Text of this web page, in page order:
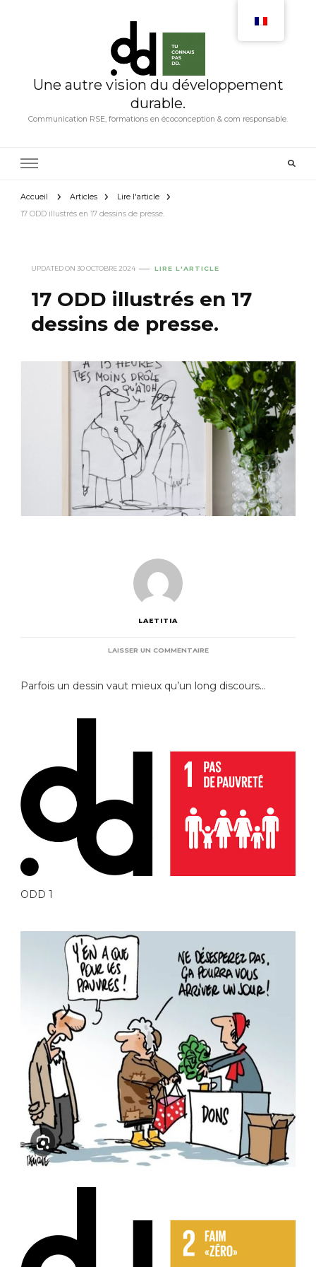
Une autre vision du développement
durable.
Communication RSE, formations en écoconception & com responsable.
Accueil Articles
Lire l'article
17 ODD illustrés en 17 dessins de presse.
UPDATED ON 30 OCTOBRE 2024 LIRE L'ARTICLE
17 ODD illustrés en 17
dessins de presse.
LAETITIA
LAISSER UN COMMENTAIRESUR
ILLUSTRÉS
Parfois un dessin vaut mieux qu’un long discours…
ODD 1